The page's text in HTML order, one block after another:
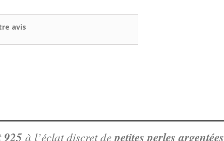
avis
925 à l’éclat discret depetites perles argentées